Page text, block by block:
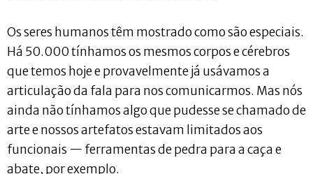
Os seres humanos têm mostrado como são especiais.
Há 50.000 tínhamos os mesmos corpos e cérebros
que temos hoje e provavelmente já usávamos a
articulação da fala para nos comunicarmos. Mas nós
ainda não tínhamos algo que pudesse se chamado de
arte e nossos artefatos estavam limitados aos
funcionais — ferramentas de pedra para a caça e
abate, por exemplo.